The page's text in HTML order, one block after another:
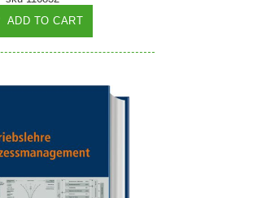
ADD TO CART